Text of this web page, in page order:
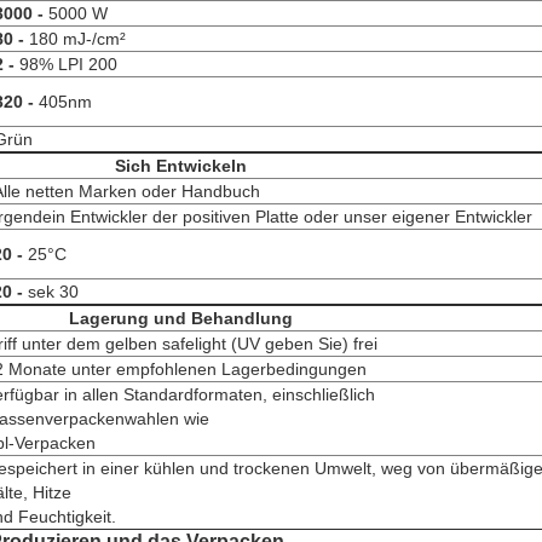
- 5000 W
- 180 mJ-/cm²
- 98% LPI 200
- 405nm
Sich Entwickeln
netten Marken oder Handbuch
Entwickler der positiven Platte oder unser eigener Entwickler
- 25°C
- sek 30
Lagerung und Behandlung
unter dem gelben safelight (UV geben Sie) frei
Monate unter empfohlenen Lagerbedingungen
in allen Standardformaten, einschließlich
wie
Verpacken
in einer kühlen und trockenen Umwelt, weg von
Hitze
Feuchtigkeit.